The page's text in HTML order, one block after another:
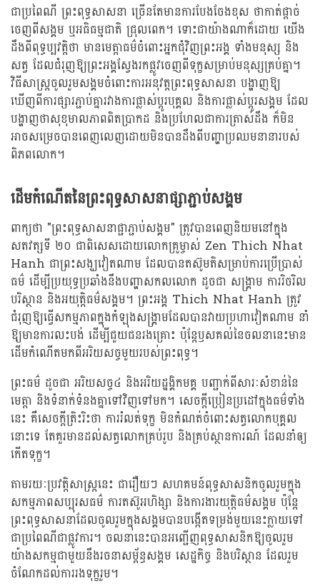
ជាប្រពៃណី ព្រះពុទ្ធសាសនា ច្រើនតែមានការបែងចែងខុស ថាកាត់ផ្ដាច់
ចេញពីសង្គម ឬអធិធម្មជាតិ ជ្រុលពេក។ ទោះជាយ៉ាងណាក៏ដោយ យើង
ដឹងពីពុទ្ធប្បវត្តិថា មានមេត្តាធម៌ចំពោះអ្នកជុំវិញព្រះអង្គ ទាំងមនុស្ស និង
សត្វ ដែលជំរុញឱ្យព្រះអង្គស្វែងរកផ្លូវចេញពីទុក្ខសម្រាប់មនុស្សគ្រប់គ្នា។
វិធីសាស្រ្តចូលរួមសង្គមចំពោះការអនុវត្តព្រះពុទ្ធសាសនា បង្ហាញឱ្យ
ឃើញពីការផ្សារភ្ជាប់គ្នារវាងការផ្លាស់ប្តូរបុគ្គល និងការផ្លាស់ប្តូរសង្គម ដែល
បង្ហាញថាសុខុមាលភាពពិតប្រាកដ និងប្រហែលជាការត្រាស់ដឹង ក៏មិន
អាចសម្រេចបានពេញលេញដោយមិនបានដឹងពីបញ្ហាប្រឈមនានារបស់
ពិភពលោក។
ដើមកំណើតនៃព្រះពុទ្ធសាសនាផ្សាភ្ជាប់សង្គម
ពាក្យថា "ព្រះពុទ្ធសាសនាផ្ជាភ្ជាប់សង្គម" ត្រូវបានពេញនិយមនៅក្នុង
សតវត្សទី ២០ ជាពិសេសដោយលោកគ្រូម្ចាស់ Zen Thich Nhat
Hanh ជាព្រះសង្ឃវៀតណាម ដែលបានតស៊ូមតិសម្រាប់ការប្រើប្រាស់
ធម៌ ដើម្បីប្រយុទ្ធប្រឆាំងនឹងបញ្ហាសកលលោក ដូចជា សង្រ្គាម ការរិចរិល
បរិស្ថាន និងអយុត្តិធម៌សង្គម។ ព្រះអង្គ Thich Nhat Hanh ត្រូវ
ជំរុញឱ្យធ្វើសកម្មភាពក្នុងកំឡុងសង្គ្រាមដែលបានវាយប្រហាវៀតណាម នាំ
ឱ្យមានការលះបង់ ដើម្បីជួយជនរងគ្រោះ ប៉ុន្តែឫសគល់នៃចលនានេះមាន
ដើមកំណើតមកពីអរិយសច្ចមួយរបស់ព្រះពុទ្ធ។
ព្រះធម៌ ដូចជា អរិយសច្ច៤ និងអរិយដ្ឋង្គិកមគ្គ បញ្ជាក់ពីសារៈសំខាន់នៃ
មេត្តា និងទំនាក់ទំនងគ្នាទៅវិញទៅមក។ សេចក្តីប្រៀនប្រដៅក្នុងធម៌ទាំង
នេះ គឺសេចក្តីត្រិះរិះថា ការរំលត់ទុក្ខ មិនកំណត់ចំពោះសត្វលោកបុគ្គល
នោះទេ តែគួរមានដល់សត្វលោកគ្រប់រូប និងគ្រប់ស្ថានការណ៍ ដែលនាំឲ្យ
កើតទុក្ខ។
តាមរយៈប្រវត្តិសាស្ត្រនេះ ជារឿយៗ សហគមន៍ពុទ្ធសាសនិកចូលរួមក្នុង
សកម្មភាពសប្បុរសធម៌ ការតស៊ូអហិង្សា និងការងារយុត្តិធម៌សង្គម ប៉ុន្តែ
ព្រះពុទ្ធសាសនាដែលចូលរួមក្នុងសង្គមបានបង្កើតទម្រង់មួយនេះក្លាយទៅ
ជាប្រពៃណីជាផ្លូវការ។ ចលនានេះបានអញ្ជើញពុទ្ធសាសនិកឱ្យចូលរួម
យ៉ាងសកម្មជាមួយនឹងរចនាសម្ព័ន្ធសង្គម សេដ្ឋកិច្ច និងបរិស្ថាន ដែលរួម
ចំណែកដល់ការរងទុក្ខរួម។